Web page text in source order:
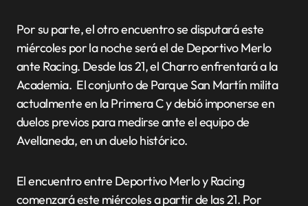
Por su parte, el otro encuentro se disputará este
miércoles por la noche será el de Deportivo Merlo
ante Racing. Desde las 21, el Charro enfrentará a la
Academia. El conjunto de Parque San Martín milita
actualmente en la Primera C y debió imponerse en
duelos previos para medirse ante el equipo de
Avellaneda, en un duelo histórico.
El encuentro entre Deportivo Merlo y Racing
comenzará este miércoles a partir de las 21. Por